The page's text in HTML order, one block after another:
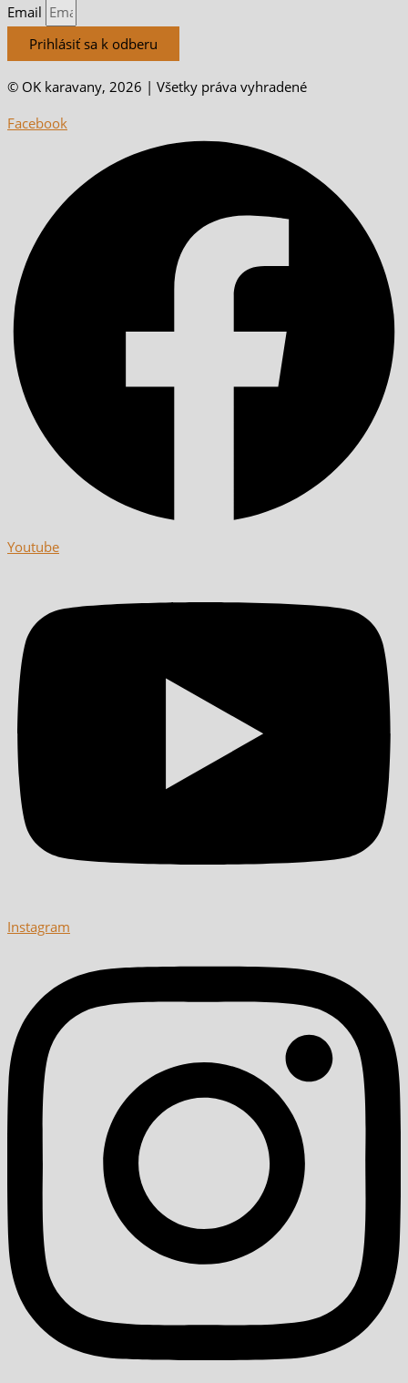
Email
Prihlásiť sa k odberu
© OK karavany, 2026 | Všetky práva vyhradené
Facebook
Youtube
Instagram